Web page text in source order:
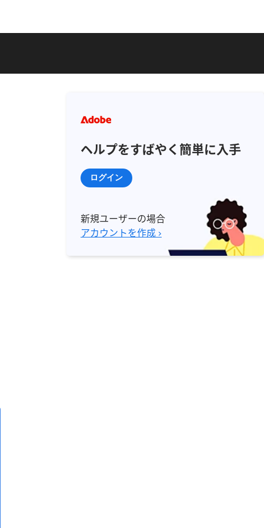
ヘルプをすばやく簡単に入手
ログイン
新規ユーザーの場合
アカウントを作成 ›